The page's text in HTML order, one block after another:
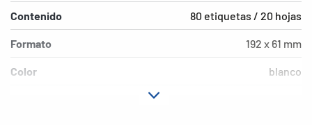
Contenido 80 etiquetas / 20 hojas
Formato 192 x 61 mm
Color blanco